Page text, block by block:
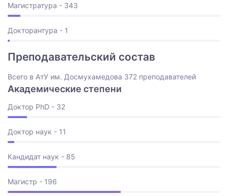
Магистратура - 343
Докторантура - 1
Преподавательский состав
Всего в АтУ им. Досмухамедова 372 преподавателей
Академические степени
Доктор PhD - 32
Доктор наук - 11
Кандидат наук - 85
Магистр - 196